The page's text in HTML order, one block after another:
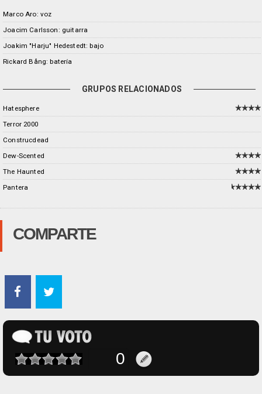
Marco Aro: voz
Joacim Carlsson: guitarra
Joakim "Harju" Hedestedt: bajo
Rickard Bång: batería
GRUPOS RELACIONADOS
Hatesphere
Terror 2000
Construcdead
Dew-Scented
The Haunted
Pantera
COMPARTE